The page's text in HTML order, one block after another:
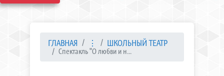
ГЛАВНАЯ ⋮ ШКОЛЬНЫЙ ТЕАТР
Спектакль "О любви и н...